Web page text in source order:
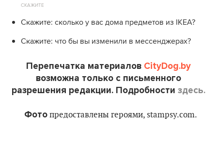
СКАЖИТЕ
Скажите: сколько у вас дома предметов из IKEA?
Скажите: что бы вы изменили в мессенджерах?
Перепечатка материалов CityDog.by
возможна только с письменного
разрешения редакции. Подробности здесь.
Фото предоставлены героями, stampsy.com.